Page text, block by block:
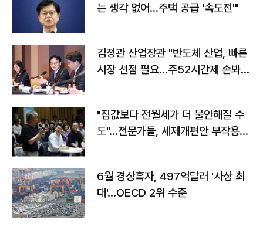
는 생각 없어…주택 공급 '속도전'"
김정관 산업장관 "반도체 산업, 빠른
시장 선점 필요…주52시간제 손봐
"집값보다 전월세가 더 불안해질 수
도"…전문가들, 세제개편안 부작용
6월 경상흑자, 497억달러 '사상 최
대'…OECD 2위 수준